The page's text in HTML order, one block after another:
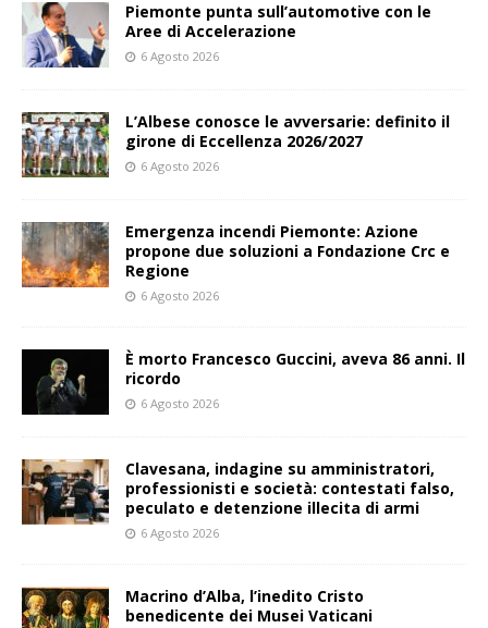
Piemonte punta sull’automotive con le
Aree di Accelerazione
6 Agosto 2026
L’Albese conosce le avversarie: definito il
girone di Eccellenza 2026/2027
6 Agosto 2026
Emergenza incendi Piemonte: Azione
propone due soluzioni a Fondazione Crc e
Regione
6 Agosto 2026
È morto Francesco Guccini, aveva 86 anni. Il
ricordo
6 Agosto 2026
Clavesana, indagine su amministratori,
professionisti e società: contestati falso,
peculato e detenzione illecita di armi
6 Agosto 2026
Macrino d’Alba, l’inedito Cristo
benedicente dei Musei Vaticani